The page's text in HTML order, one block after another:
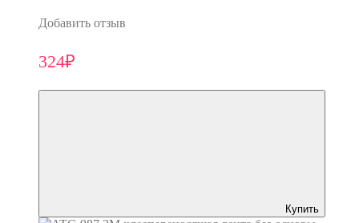
Добавить отзыв
324₽
Купить